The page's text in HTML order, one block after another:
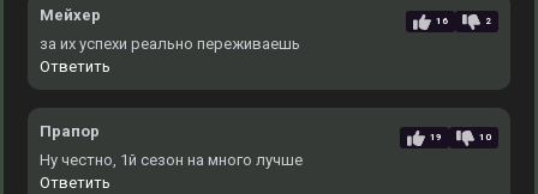
Мейхер 16 2
за их успехи реально переживаешь
Ответить
Прапор 19 10
Ну честно, 1й сезон на много лучше
Ответить